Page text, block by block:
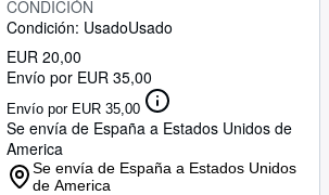
CONDICIÓN
Condición: UsadoUsado
EUR 20,00
Envío por EUR 35,00
Envío por EUR 35,00
Se envía de España a Estados Unidos de
America
Se envía de España a Estados Unidos
de America